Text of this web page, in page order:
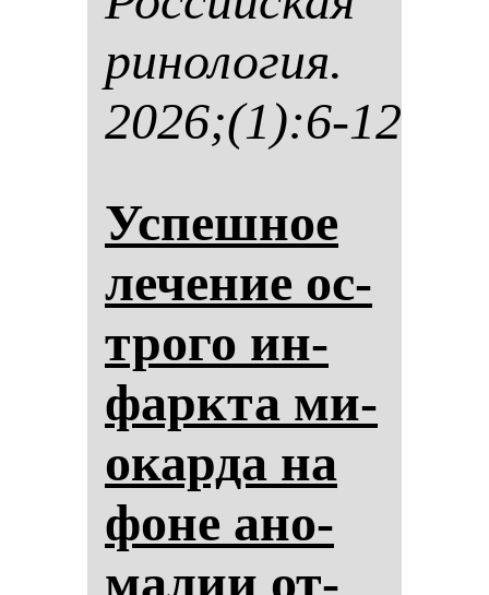
ри­но­ло­гия.
2026;(1):6-12
Ус­пеш­ное
ле­че­ние ос­
тро­го ин­
фар­кта ми­
окар­да на
фо­не ано­
ма­лии от­